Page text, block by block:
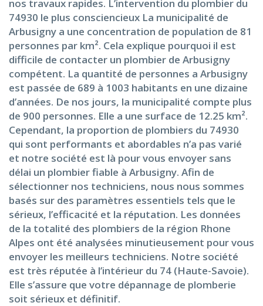
nos travaux rapides. L’intervention du plombier du
74930 le plus consciencieux La municipalité de
Arbusigny a une concentration de population de 81
personnes par km². Cela explique pourquoi il est
difficile de contacter un plombier de Arbusigny
compétent. La quantité de personnes a Arbusigny
est passée de 689 à 1003 habitants en une dizaine
d’années. De nos jours, la municipalité compte plus
de 900 personnes. Elle a une surface de 12.25 km².
Cependant, la proportion de plombiers du 74930
qui sont performants et abordables n’a pas varié
et notre société est là pour vous envoyer sans
délai un plombier fiable à Arbusigny. Afin de
sélectionner nos techniciens, nous nous sommes
basés sur des paramètres essentiels tels que le
sérieux, l’efficacité et la réputation. Les données
de la totalité des plombiers de la région Rhone
Alpes ont été analysées minutieusement pour vous
envoyer les meilleurs techniciens. Notre société
est très réputée à l’intérieur du 74 (Haute-Savoie).
Elle s’assure que votre dépannage de plomberie
soit sérieux et définitif.